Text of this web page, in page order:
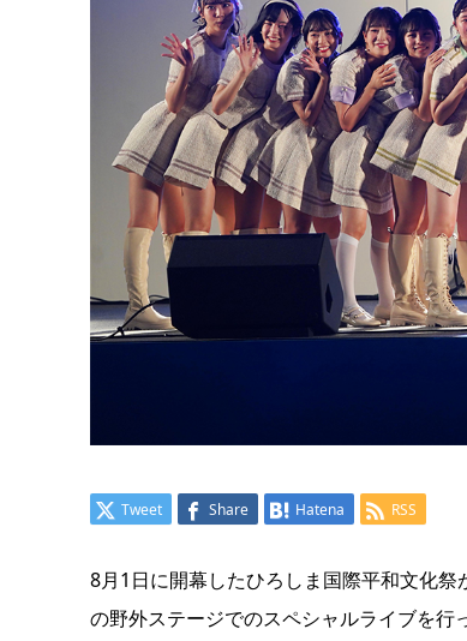
Tweet Share Hatena RSS
8月1日に開幕したひろしま国際平和文化
の野外ステージでのスペシャルライブを行